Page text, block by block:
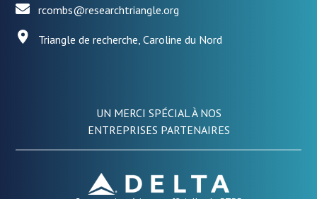
rcombs@researchtriangle.org
Triangle de recherche, Caroline du Nord
UN MERCI SPÉCIAL À NOS
ENTREPRISES PARTENAIRES